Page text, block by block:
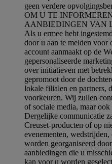
geen verdere
OM U TE
AANBIEDINGEN VAN
Als u ermee hebt
door u aan te melden voor
account aanmaakt op de
gepersonaliseerde
over initiatieven met
gepromoot door de
lokale filialen en partners,
voorkeuren. Wij zullen
of sociale media, maar
Dergelijke communicatie
Creuset-producten of op
evenementen, wedstrijden,
worden georganiseerd
aanbiedingen die u
kan voor u worden